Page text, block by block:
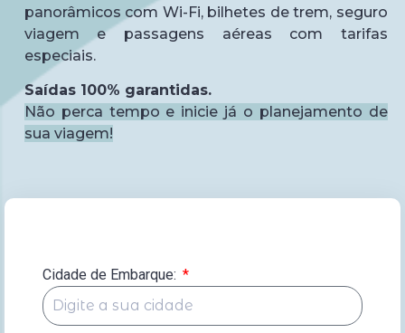
Cidade de Embarque:
panorâmicos com Wi-Fi, bilhetes de trem, seguro
viagem e passagens aéreas com tarifas
especiais.
Saídas 100% garantidas.
Não perca tempo e inicie já o planejamento de
sua viagem!